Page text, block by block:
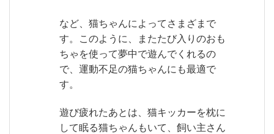
など、猫ちゃんによってさまざまで
す。このように、またたび入りのおも
ちゃを使って夢中で遊んでくれるの
で、運動不足の猫ちゃんにも最適で
す。
遊び疲れたあとは、猫キッカーを枕に
して眠る猫ちゃんもいて、飼い主さん